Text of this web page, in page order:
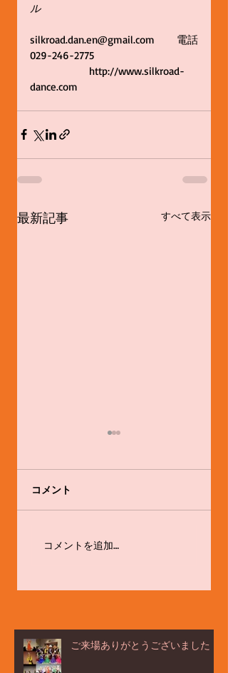
ル
silkroad.dan.en@gmail.com　    電話
029-246-2775
http://www.silkroad-
dance.com
最新記事 すべて表示
舞
コメント
コメントを追加…
ご来場ありがとうございました！